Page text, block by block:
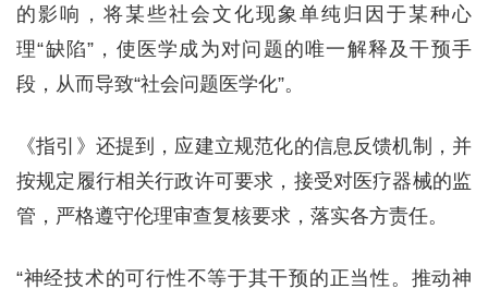
的影响，将某些社会文化现象单纯归因于某种心
理“缺陷”，使医学成为对问题的唯一解释及干预手
段，从而导致“社会问题医学化”。
《指引》还提到，应建立规范化的信息反馈机制，并
按规定履行相关行政许可要求，接受对医疗器械的监
管，严格遵守伦理审查复核要求，落实各方责任。
“神经技术的可行性不等于其干预的正当性。推动神